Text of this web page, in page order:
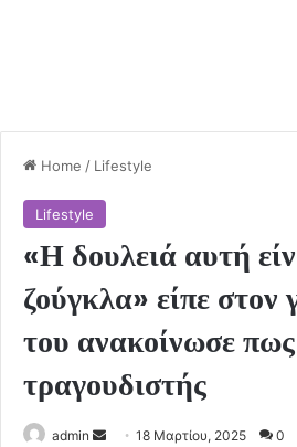
Home / Lifestyle
Lifestyle
«Η δουλειά αυτή
ζούγκλα» είπε στον
του ανακοίνωσε πως
τραγουδιστής
admin
Send18 Μαρτίου, 2025 0